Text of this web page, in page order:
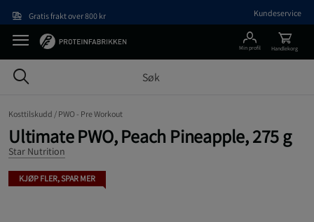
Gratis frakt over 800 kr Kundeservice
Min profil Handlekorg
Kosttilskudd / PWO - Pre Workout
Ultimate PWO, Peach Pineapple, 275 g
Star Nutrition
KJØP FLER, SPAR MER